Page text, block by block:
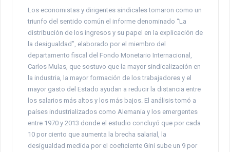
Los economistas y dirigentes sindicales tomaron como un
triunfo del sentido común el informe denominado “La
distribución de los ingresos y su papel en la explicación de
la desigualdad”, elaborado por el miembro del
departamento fiscal del Fondo Monetario Internacional,
Carlos Mulas, que sostuvo que la mayor sindicalización en
la industria, la mayor formación de los trabajadores y el
mayor gasto del Estado ayudan a reducir la distancia entre
los salarios más altos y los más bajos. El análisis tomó a
países industrializados como Alemania y los emergentes
entre 1970 y 2013 donde el estudio concluyó que por cada
10 por ciento que aumenta la brecha salarial, la
desigualdad medida por el coeficiente Gini sube un 9 por